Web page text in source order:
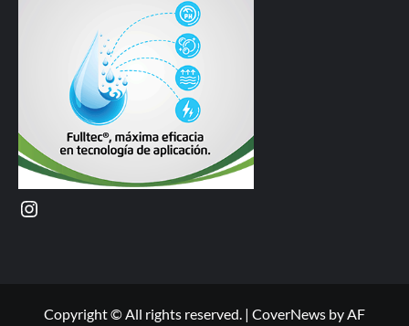
Instagram
Copyright © All rights reserved. | CoverNews by AF